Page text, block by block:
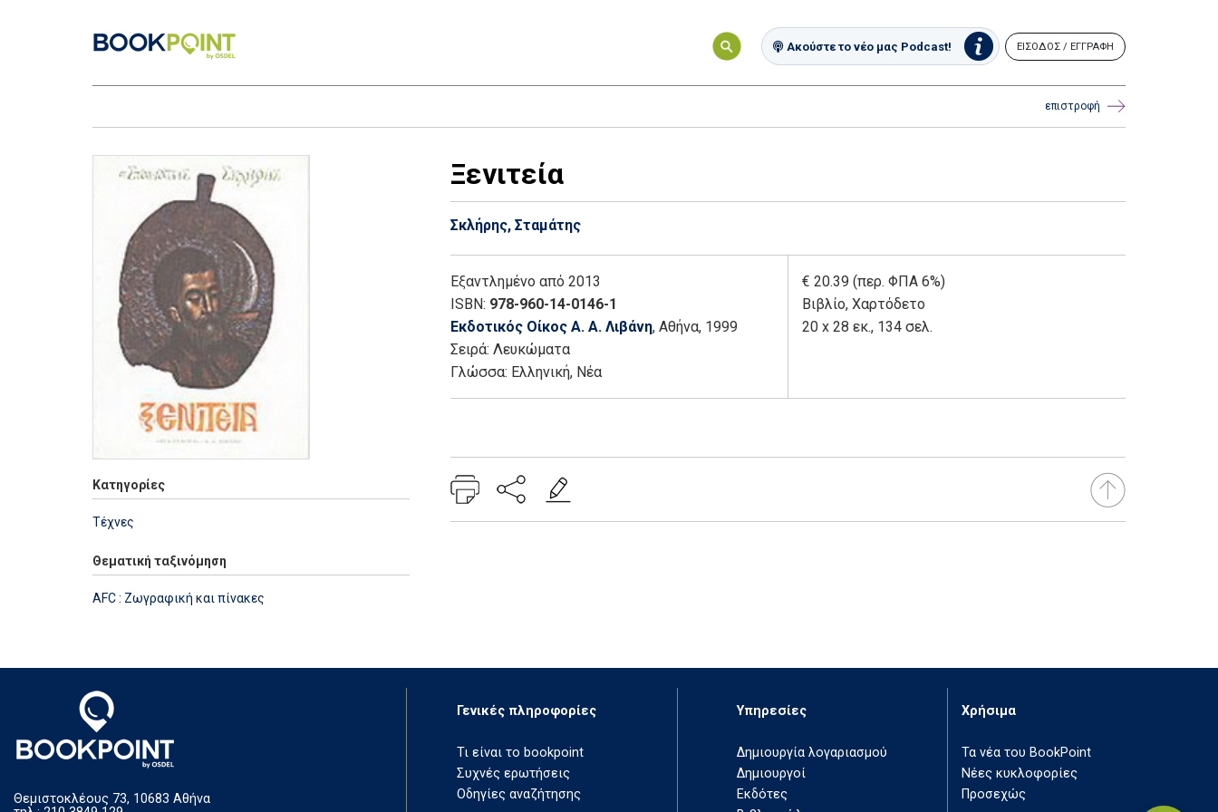
Ακούστε το νέο μας Podcast! ΕΙΣΟΔΟΣ / ΕΓΓΡΑΦΗ
επιστροφή
Κατηγορίες
Τέχνες
Θεματική ταξινόμηση
AFC : Ζωγραφική και πίνακες
Ξενιτεία
Σκλήρης, Σταμάτης
Εξαντλημένο από 2013
ISBN: 978-960-14-0146-1
Εκδοτικός Οίκος Α. Α. Λιβάνη, Αθήνα, 1999
Σειρά: Λευκώματα
Γλώσσα: Ελληνική, Νέα
€ 20.39 (περ. ΦΠΑ 6%)
Βιβλίο, Χαρτόδετο
20 x 28 εκ., 134 σελ.
Θεμιστοκλέους 73, 10683 Αθήνα
Γενικές πληροφορίες
Τι είναι το bookpoint
Συχνές ερωτήσεις
Οδηγίες αναζήτησης
Υπηρεσίες
Δημιουργία λογαριασμού
Δημιουργοί
Εκδότες
Χρήσιμα
Τα νέα του BookPoint
Νέες κυκλοφορίες
Προσεχώς